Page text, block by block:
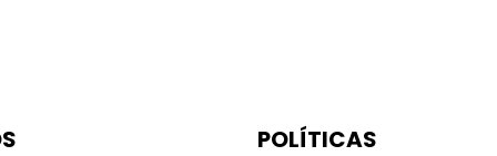
POLÍTICAS